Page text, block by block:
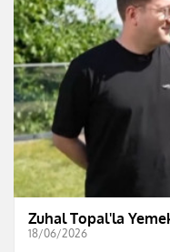
Zuhal Topal'la
18/06/2026